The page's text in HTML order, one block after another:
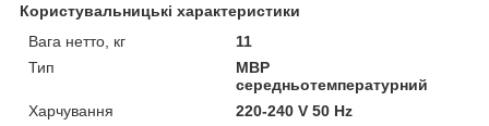
Користувальницькі характеристики
Вага нетто, кг
11
Тип
MBP
середньотемпературний
Харчування
220-240 V 50 Hz